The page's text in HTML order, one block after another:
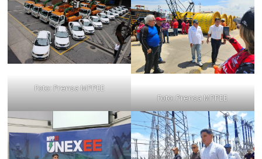
Foto: Prensa MPPEE
Foto: Prensa MPPEE